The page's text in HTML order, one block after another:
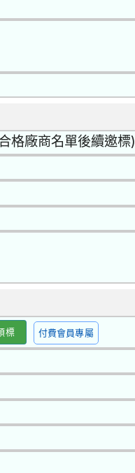
格廠商名單後續邀標)
標 付費會員專屬